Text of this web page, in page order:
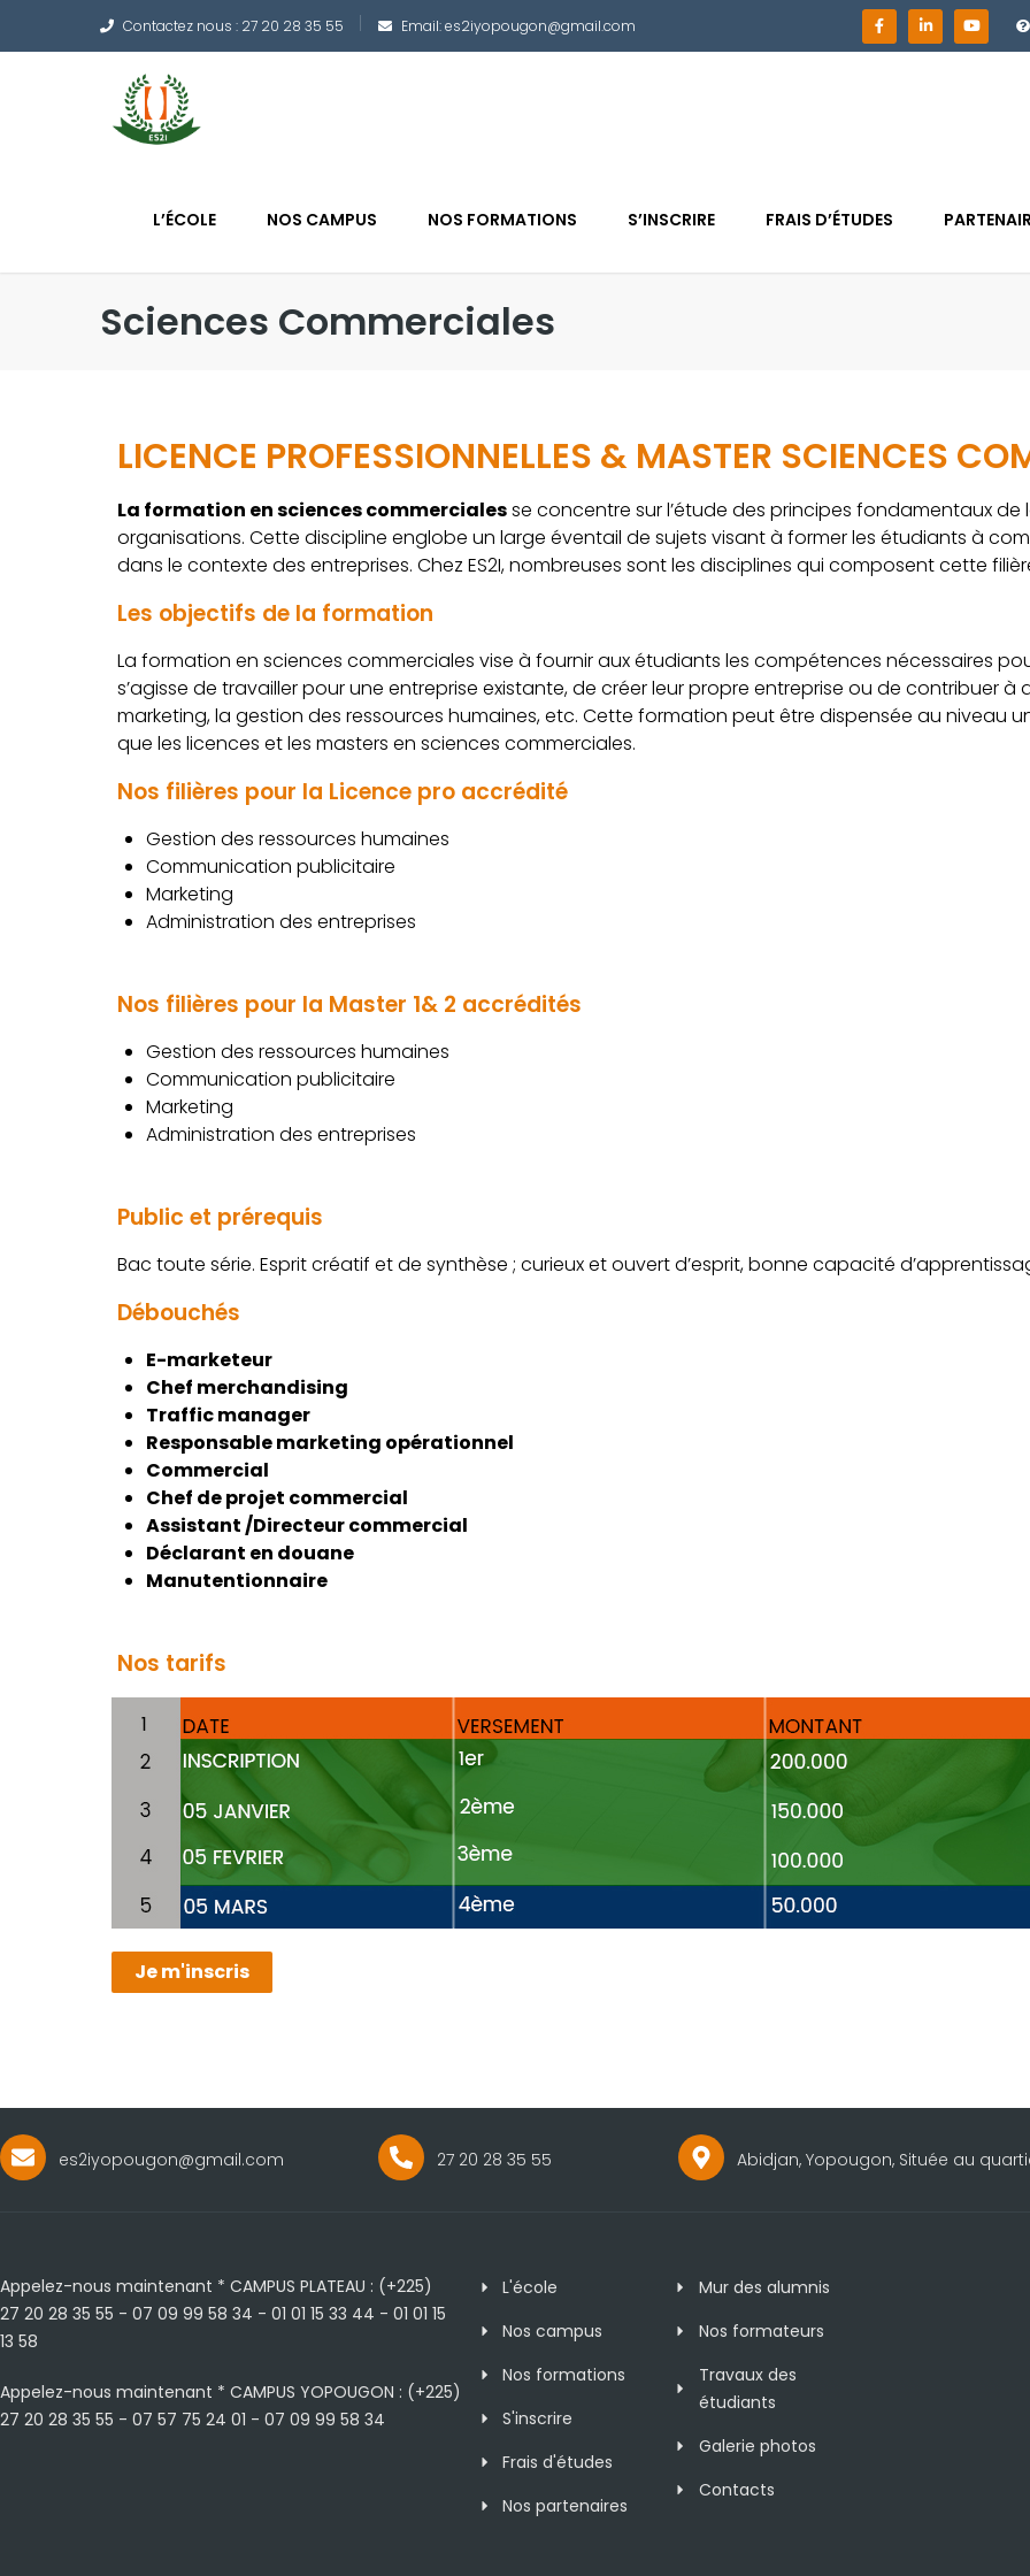
Contactez nous : 27 20 28 35 55 Email: es2iyopougon@gmail.com
L’ÉCOLE NOS CAMPUS NOS FORMATIONS S’INSCRIRE FRAIS D’ÉTUDES
Sciences Commerciales
LICENCE PROFESSIONNELLES & MASTER SCIENCES
La formation en sciences commercialesse concentre sur l’étude des principes fondamentaux
organisations. Cette discipline englobe un large éventail de sujets visant à former les étudiants à
dans le contexte des entreprises. Chez ES2I, nombreuses sont les disciplines qui composent cette
Les objectifs de la formation
La formation en sciences commerciales vise à fournir aux étudiants les compétences nécessaires
s’agisse de travailler pour une entreprise existante, de créer leur propre entreprise ou de contribuer
marketing, la gestion des ressources humaines, etc. Cette formation peut être dispensée au niveau
que les licences et les masters en sciences commerciales.
Nos filières pour la Licence pro accrédité
Gestion des ressources humaines
Communication publicitaire
Marketing
Administration des entreprises
Nos filières pour la Master 1& 2 accrédités
Gestion des ressources humaines
Communication publicitaire
Marketing
Administration des entreprises
Public et prérequis
Bac toute série. Esprit créatif et de synthèse ; curieux et ouvert d’esprit, bonne capacité
Débouchés
E-marketeur
Chef merchandising
Traffic manager
Responsable marketing opérationnel
Commercial
Chef de projet commercial
Assistant /Directeur commercial
Déclarant en douane
Manutentionnaire
Nos tarifs
Je m'inscris
es2iyopougon@gmail.com 27 20 28 35 55 Abidjan, Yopougon, Située au
Appelez-nous maintenant * CAMPUS PLATEAU : (+225)
27 20 28 35 55 - 07 09 99 58 34 - 01 01 15 33 44 - 01 01 15
13 58
Appelez-nous maintenant * CAMPUS YOPOUGON : (+225)
27 20 28 35 55 - 07 57 75 24 01 - 07 09 99 58 34
L'école
Nos campus
Nos formations
S'inscrire
Frais d'études
Nos partenaires
Mur des alumnis
Nos formateurs
Travaux des
étudiants
Galerie photos
Contacts